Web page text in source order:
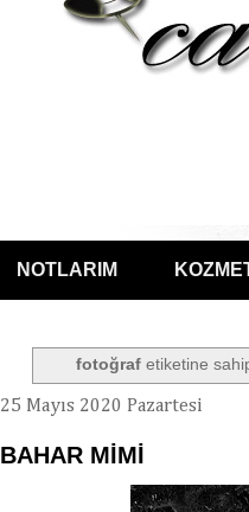
NOTLARIM
fotoğrafetiketine
25 Mayıs 2020 Pazartesi
BAHAR MİMİ